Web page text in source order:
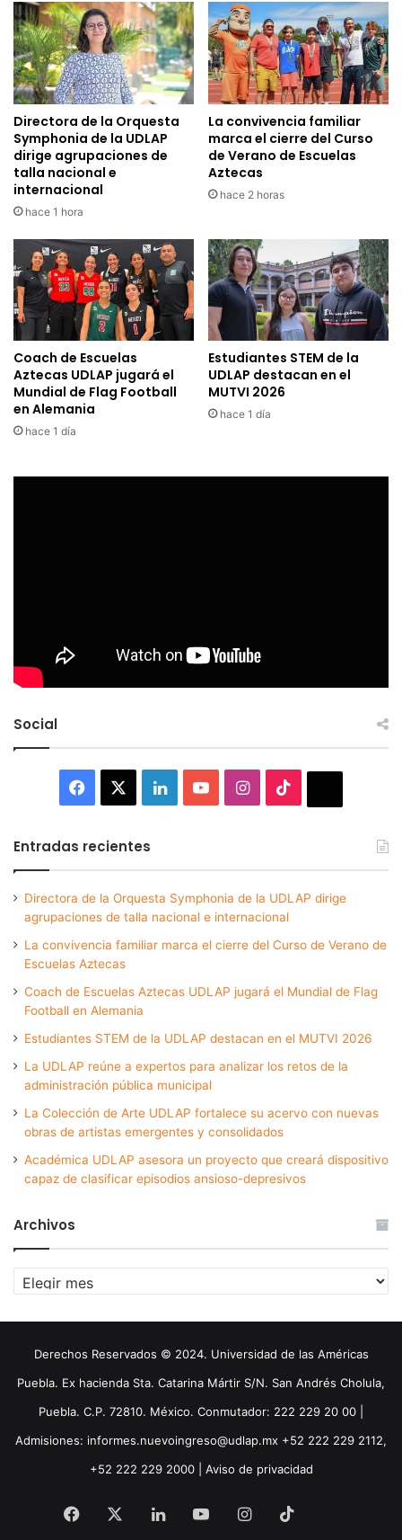
Directora de la Orquesta
Symphonia de la UDLAP
dirige agrupaciones de
talla nacional e
internacional
hace 1 hora
La convivencia familiar
marca el cierre del Curso
de Verano de Escuelas
Aztecas
hace 2 horas
Coach de Escuelas
Aztecas UDLAP jugará el
Mundial de Flag Football
en Alemania
hace 1 día
Estudiantes STEM de la
UDLAP destacan en el
MUTVI 2026
hace 1 día
Social
Facebook LinkedInYouTubeInstagram
Entradas recientes
Directora de la Orquesta Symphonia de la UDLAP dirige
agrupaciones de talla nacional e internacional
La convivencia familiar marca el cierre del Curso de Verano de
Escuelas Aztecas
Coach de Escuelas Aztecas UDLAP jugará el Mundial de Flag
Football en Alemania
Estudiantes STEM de la UDLAP destacan en el MUTVI 2026
La UDLAP reúne a expertos para analizar los retos de la
administración pública municipal
La Colección de Arte UDLAP fortalece su acervo con nuevas
obras de artistas emergentes y consolidados
Académica UDLAP asesora un proyecto que creará dispositivo
capaz de clasificar episodios ansioso-depresivos
Archivos
Archivos
Derechos Reservados © 2024. Universidad de las Américas
Puebla. Ex hacienda Sta. Catarina Mártir S/N. San Andrés Cholula,
Puebla. C.P. 72810. México. Conmutador: 222 229 20 00 |
Admisiones: informes.nuevoingreso@udlap.mx +52 222 229 2112,
+52 222 229 2000 | Aviso de privacidad
Facebook LinkedInYouTubeInstagram